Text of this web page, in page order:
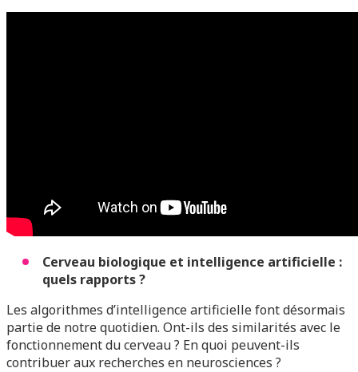
Cerveau biologique et intelligence artificielle :
quels rapports ?
Les algorithmes d’intelligence artificielle font désormais
partie de notre quotidien. Ont-ils des similarités avec le
fonctionnement du cerveau ? En quoi peuvent-ils
contribuer aux recherches en neurosciences ?